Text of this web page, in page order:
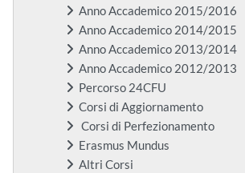
Anno Accademico 2015/2016
Anno Accademico 2014/2015
Anno Accademico 2013/2014
Anno Accademico 2012/2013
Percorso 24CFU
Corsi di Aggiornamento
Corsi di Perfezionamento
Erasmus Mundus
Altri Corsi